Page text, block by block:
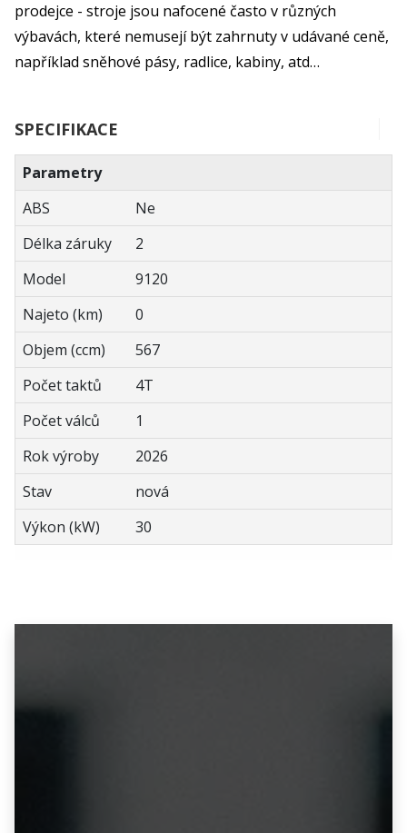
prodejce - stroje jsou nafocené často v různých
výbavách, které nemusejí být zahrnuty v udávané ceně,
například sněhové pásy, radlice, kabiny, atd…
SPECIFIKACE
Parametry
ABS
Ne
Délka záruky
2
Model
9120
Najeto (km)
0
Objem (ccm)
567
Počet taktů
4T
Počet válců
1
Rok výroby
2026
Stav
nová
Výkon (kW)
30